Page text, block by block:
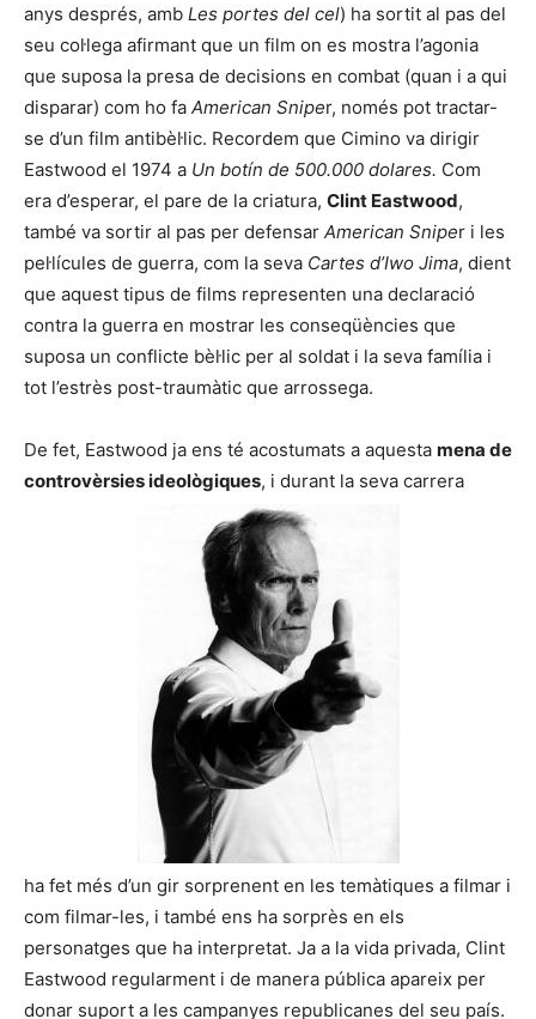
anys després, amb Les portes del cel) ha sortit al pas del
seu col·lega afirmant que un film on es mostra l’agonia
que suposa la presa de decisions en combat (quan i a qui
disparar) com ho fa American Sniper, només pot tractar-
se d’un film antibèl·lic. Recordem que Cimino va dirigir
Eastwood el 1974 a Un botín de 500.000 dolares. Com
era d’esperar, el pare de la criatura, Clint Eastwood,
també va sortir al pas per defensar American Sniper i les
pel·lícules de guerra, com la seva Cartes d’Iwo Jima, dient
que aquest tipus de films representen una declaració
contra la guerra en mostrar les conseqüències que
suposa un conflicte bèl·lic per al soldat i la seva família i
tot l’estrès post-traumàtic que arrossega.
De fet, Eastwood ja ens té acostumats a aquesta mena de
controvèrsies ideològiques, i durant la seva carrera
ha fet més d’un gir sorprenent en les temàtiques a filmar i
com filmar-les, i també ens ha sorprès en els
personatges que ha interpretat. Ja a la vida privada, Clint
Eastwood regularment i de manera pública apareix per
donar suport a les campanyes republicanes del seu país.